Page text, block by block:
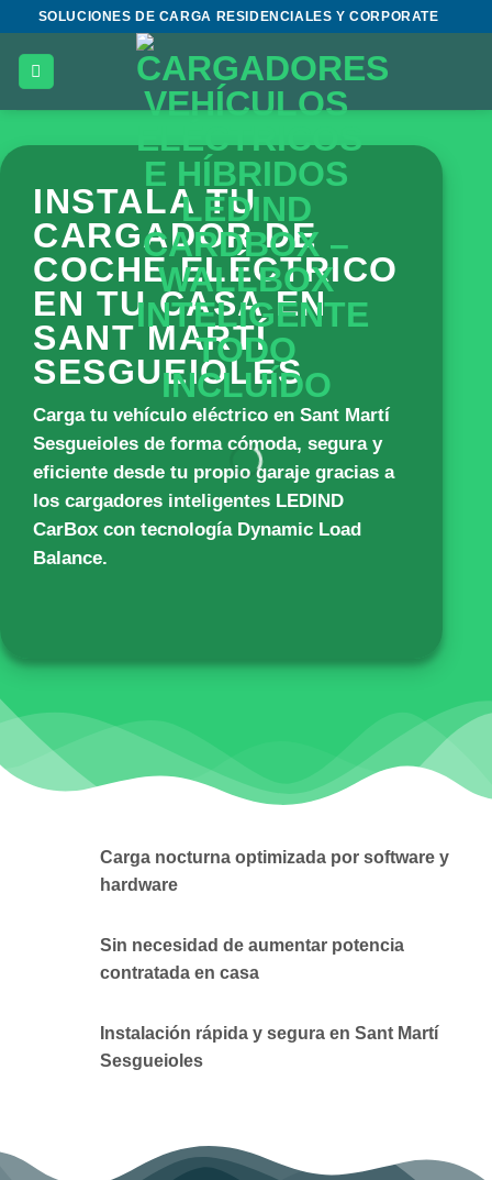
Saltar
contenido
SOLUCIONES DE CARGA RESIDENCIALES Y CORPORATE
INSTALA TU
CARGADOR DE
COCHE ELÉCTRICO
EN TU CASA EN
SANT MARTÍ
SESGUEIOLES
Carga tu vehículo eléctrico en Sant Martí
Sesgueioles de forma cómoda, segura y
eficiente desde tu propio garaje gracias a
los cargadores inteligentes LEDIND
CarBox con tecnología Dynamic Load
Balance.
Carga nocturna optimizada por software y
hardware
Sin necesidad de aumentar potencia
contratada en casa
Instalación rápida y segura en Sant Martí
Sesgueioles